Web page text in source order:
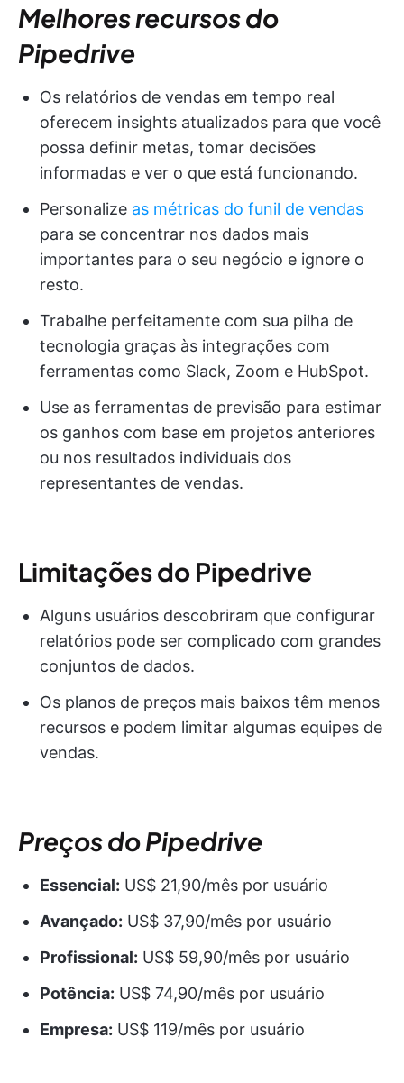
Melhores recursos do
Pipedrive
Os relatórios de vendas em tempo real
oferecem insights atualizados para que você
possa definir metas, tomar decisões
informadas e ver o que está funcionando.
Personalize as métricas do funil de vendas
para se concentrar nos dados mais
importantes para o seu negócio e ignore o
resto.
Trabalhe perfeitamente com sua pilha de
tecnologia graças às integrações com
ferramentas como Slack, Zoom e HubSpot.
Use as ferramentas de previsão para estimar
os ganhos com base em projetos anteriores
ou nos resultados individuais dos
representantes de vendas.
Limitações do Pipedrive
Alguns usuários descobriram que configurar
relatórios pode ser complicado com grandes
conjuntos de dados.
Os planos de preços mais baixos têm menos
recursos e podem limitar algumas equipes de
vendas.
Preços do Pipedrive
Essencial: US$ 21,90/mês por usuário
Avançado: US$ 37,90/mês por usuário
Profissional: US$ 59,90/mês por usuário
Potência: US$ 74,90/mês por usuário
Empresa: US$ 119/mês por usuário